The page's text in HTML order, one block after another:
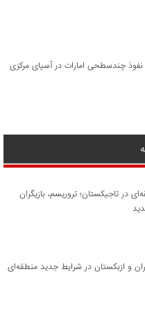
نفوذ چندسطحی امارات در آسیای مرکزی
در تاجیکستان؛ تروریسم، بازیگران
و ازبکستان در شرایط جدید منطقه‌ای